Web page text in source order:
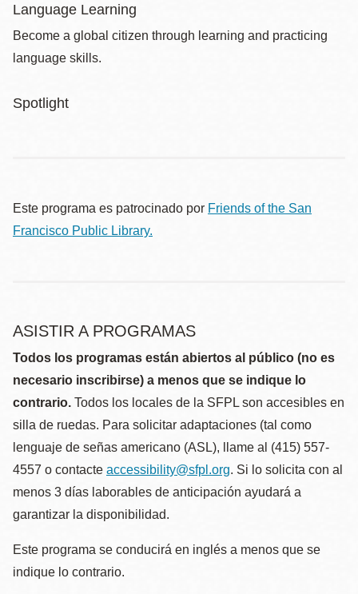
Language Learning
Become a global citizen through learning and practicing
language skills.
Spotlight
Este programa es patrocinado por Friends of the San
Francisco Public Library.
ASISTIR A PROGRAMAS
Todos los programas están abiertos al público (no es
necesario inscribirse) a menos que se indique lo
contrario. Todos los locales de la SFPL son accesibles en
silla de ruedas. Para solicitar adaptaciones (tal como
lenguaje de señas americano (ASL), llame al (415) 557-
4557 o contacte accessibility@sfpl.org. Si lo solicita con al
menos 3 días laborables de anticipación ayudará a
garantizar la disponibilidad.
Este programa se conducirá en inglés a menos que se
indique lo contrario.